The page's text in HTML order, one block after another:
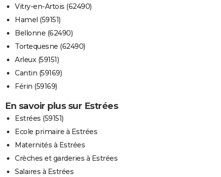
Vitry-en-Artois (62490)
Hamel (59151)
Bellonne (62490)
Tortequesne (62490)
Arleux (59151)
Cantin (59169)
Férin (59169)
En savoir plus sur Estrées
Estrées (59151)
Ecole primaire à Estrées
Maternités à Estrées
Crèches et garderies à Estrées
Salaires à Estrées